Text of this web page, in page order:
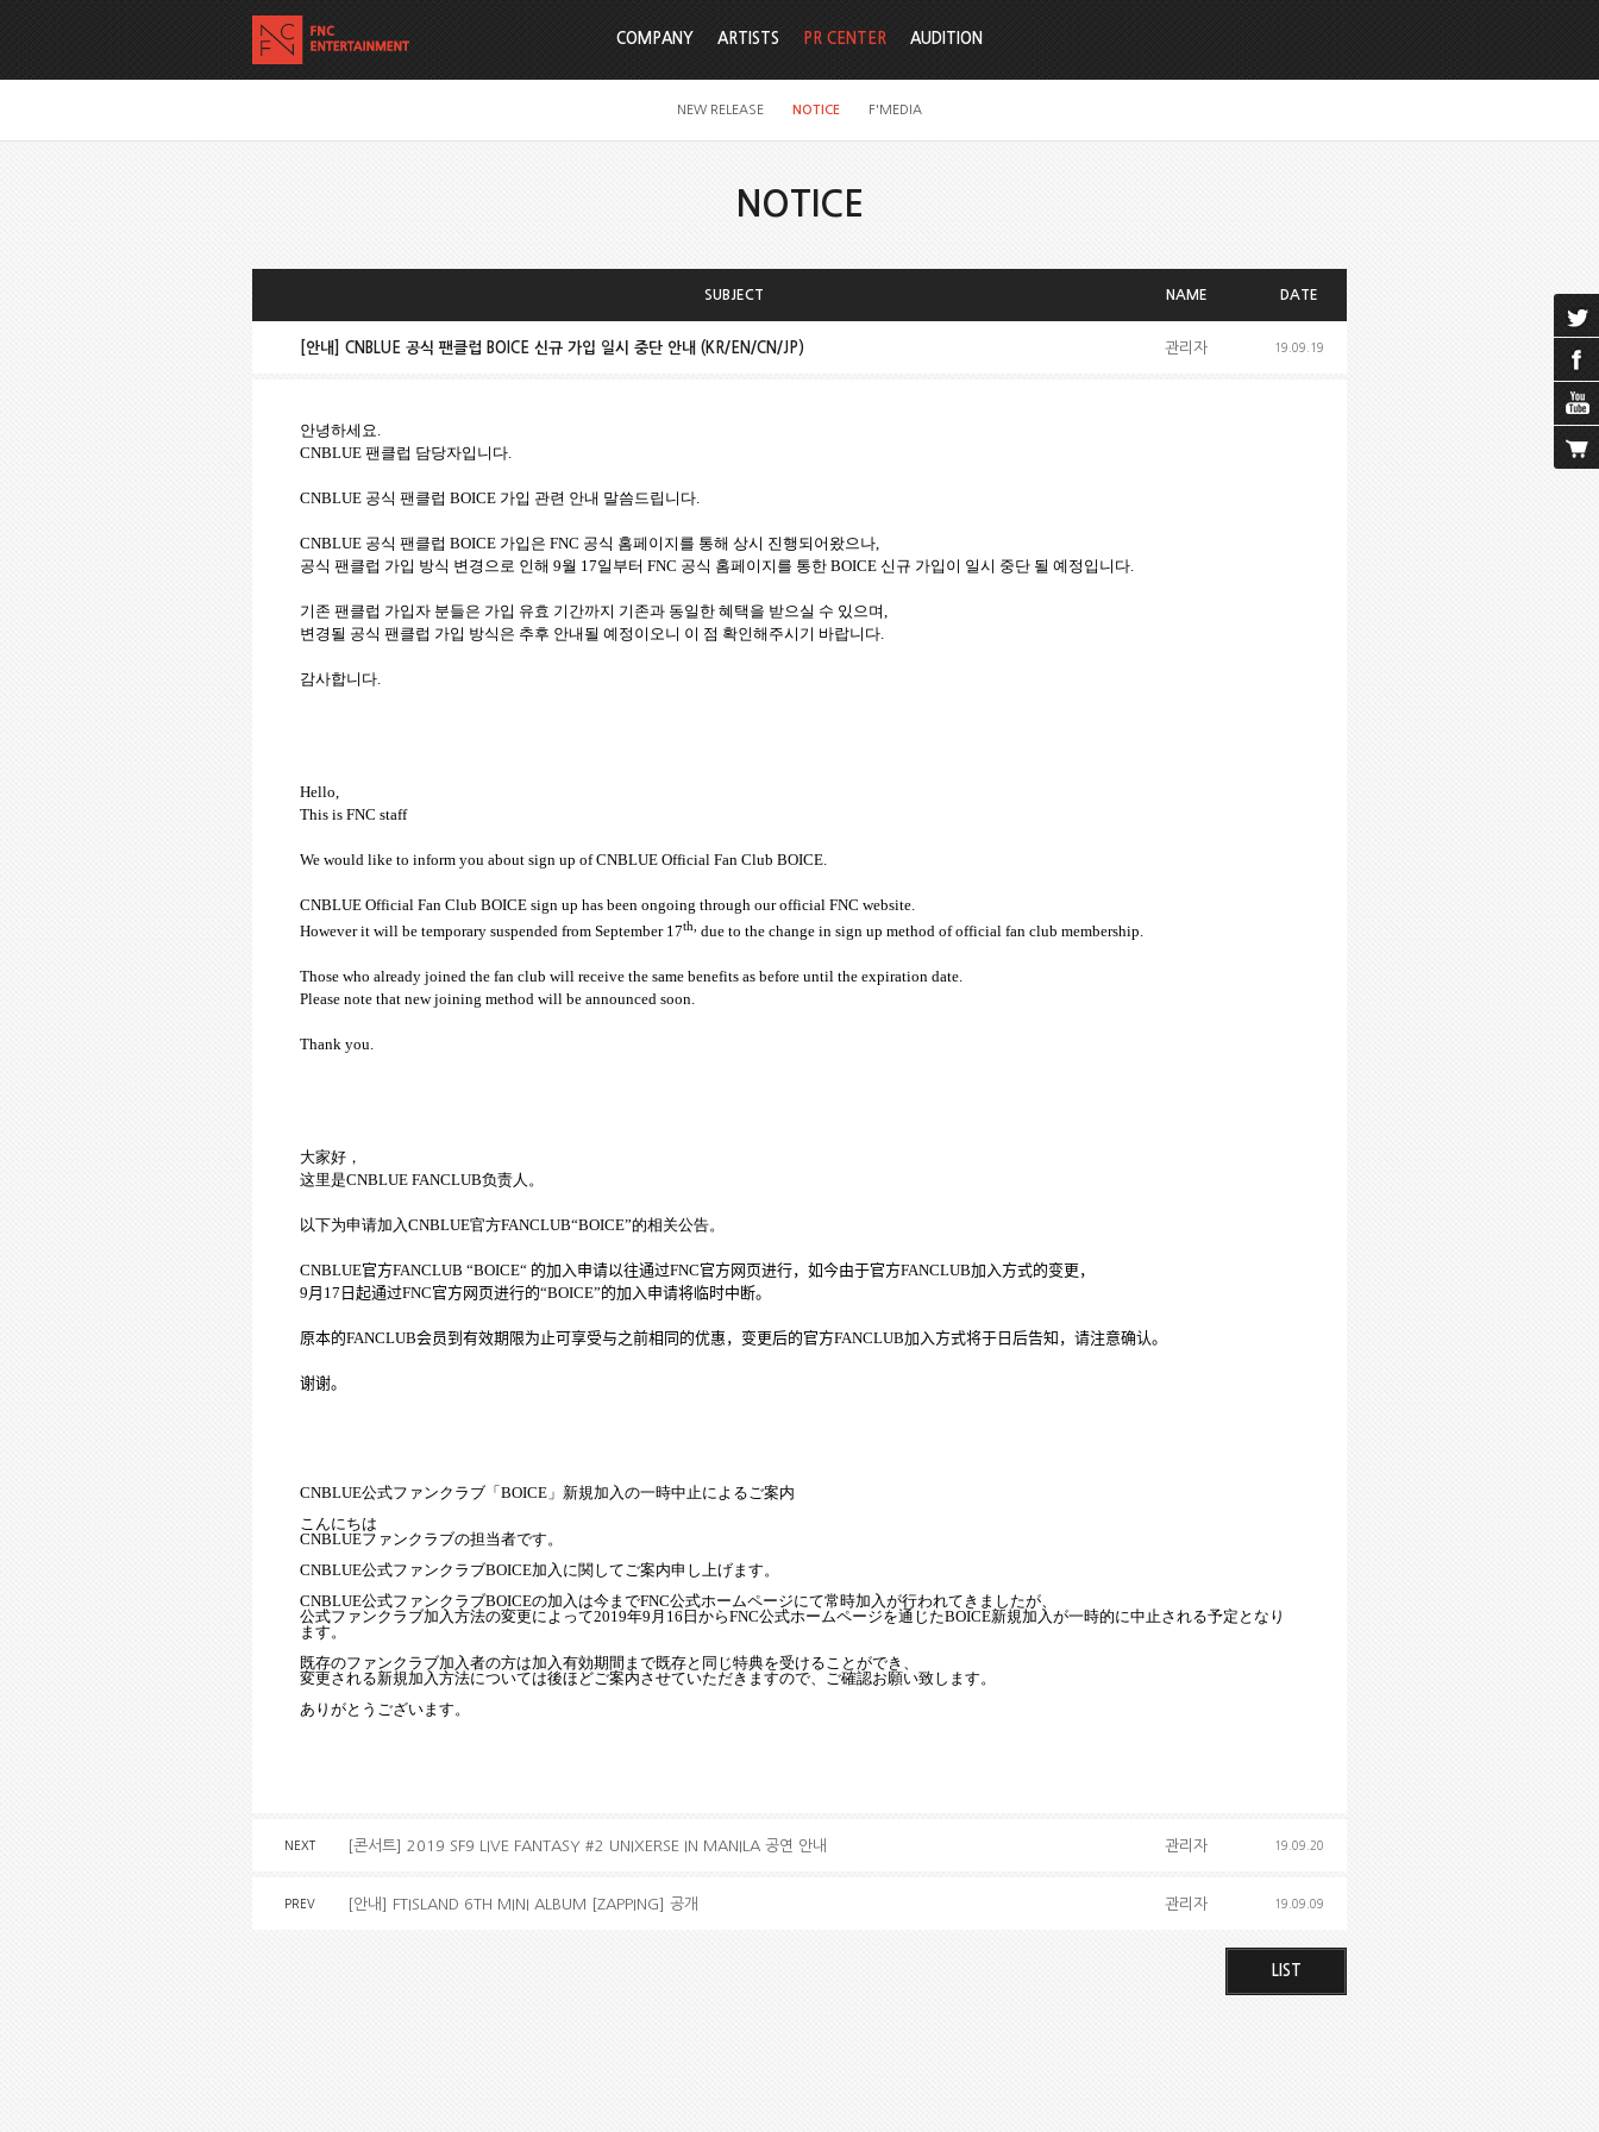
COMPANY ARTISTS PR CENTER
NEW RELEASE NOTICE F'MEDIA
AUDITION
NOTICE
SUBJECT NAME DATE
[안내] CNBLUE 공식 팬클럽 BOICE 신규 가입 일시 중단 안내 (KR/EN/CN/JP) 관리자 19.09.19
안녕하세요.
CNBLUE 팬클럽 담당자입니다.
CNBLUE 공식 팬클럽 BOICE 가입 관련 안내 말씀드립니다.
CNBLUE 공식 팬클럽 BOICE 가입은 FNC 공식 홈페이지를 통해 상시 진행되어왔으나,
공식 팬클럽 가입 방식 변경으로 인해 9월 17일부터 FNC 공식 홈페이지를 통한 BOICE 신규 가입이 일시 중단 될 예정입니다.
기존 팬클럽 가입자 분들은 가입 유효 기간까지 기존과 동일한 혜택을 받으실 수 있으며,
변경될 공식 팬클럽 가입 방식은 추후 안내될 예정이오니 이 점 확인해주시기 바랍니다.
감사합니다.
Hello,
This is FNC staff
We would like to inform you about sign up of CNBLUE Official Fan Club BOICE.
CNBLUE Official Fan Club BOICE sign up has been ongoing through our official FNC website.
However it will be temporary suspended from September 17th, due to the change in sign up method of official fan club membership.
Those who already joined the fan club will receive the same benefits as before until the expiration date.
Please note that new joining method will be announced soon.
Thank you.
大家好，
这里是CNBLUE FANCLUB负责人。
以下为申请加入CNBLUE官方FANCLUB“BOICE”的相关公告。
CNBLUE官方FANCLUB “BOICE“ 的加入申请以往通过FNC官方网页进行，如今由于官方FANCLUB加入方式的变更，
9月 17 日起通过FNC官方网页进行的“BOICE”的加入申请将临时中断。
原本的FANCLUB会员到有效期限为止可享受与之前相同的优惠，变更后的官方FANCLUB加入方式将于日后告知，请注意确认。
谢谢。
CNBLUE公式ファンクラブ「 BOICE 」新規加入の一時中止によるご案内
こんにちは
CNBLUEファンクラブの担当者です。
CNBLUE公式ファンクラブBOICE加入に関 してご案内申し上げます。
CNBLUE公式ファンクラブBOICEの加入は今までFNC公式ホームページにて常時加入が行われてきましたが、
公式ファンクラブ加入方法の変更によって2019年9 月 16 日からFNC公式ホームページを通じたBOICE新規加入が一時的に中止される予定となり
ます。
既存のファンクラブ加入者の方は加入有効期間まで既存と同じ特典を受けることができ、
変更される新規加入方法については後ほどご案内させていただきますので、ご確認お願い致します。
ありがとうございます。
NEXT [콘서트] 2019 SF9 LIVE FANTASY #2 UNIXERSE IN MANILA 공연 안내 관리자 19.09.20
PREV [안내] FTISLAND 6TH MINI ALBUM [ZAPPING] 공개 관리자 19.09.09
LIST